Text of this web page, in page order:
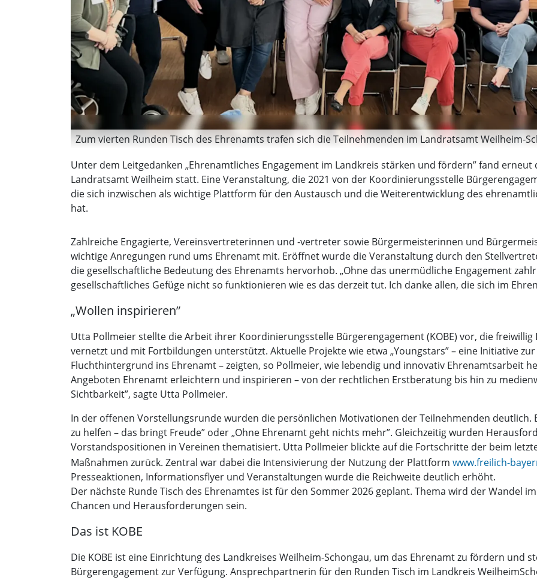
Zum vierten Runden Tisch des Ehrenamts trafen sich die Teilnehmenden im Landratsamt Weilheim-
Unter dem Leitgedanken „Ehrenamtliches Engagement im Landkreis stärken und fördern” fand erneut
Landratsamt Weilheim statt. Eine Veranstaltung, die 2021 von der Koordinierungsstelle
die sich inzwischen als wichtige Plattform für den Austausch und die Weiterentwicklung des
hat.
Zahlreiche Engagierte, Vereinsvertreterinnen und -vertreter sowie Bürgermeisterinnen und
wichtige Anregungen rund ums Ehrenamt mit. Eröffnet wurde die Veranstaltung durch den
die gesellschaftliche Bedeutung des Ehrenamts hervorhob. „Ohne das unermüdliche Engagement
gesellschaftliches Gefüge nicht so funktionieren wie es das derzeit tut. Ich danke allen, die sich im
„Wollen inspirieren”
Utta Pollmeier stellte die Arbeit ihrer Koordinierungsstelle Bürgerengagement (KOBE) vor, die
vernetzt und mit Fortbildungen unterstützt. Aktuelle Projekte wie etwa „Youngstars” – eine Initiative
Fluchthintergrund ins Ehrenamt – zeigten, so Pollmeier, wie lebendig und innovativ Ehrenamtsarbeit
Angeboten Ehrenamt erleichtern und inspirieren – von der rechtlichen Erstberatung bis hin zu
Sichtbarkeit”, sagte Utta Pollmeier.
In der offenen Vorstellungsrunde wurden die persönlichen Motivationen der Teilnehmenden deutlich.
zu helfen – das bringt Freude” oder „Ohne Ehrenamt geht nichts mehr”. Gleichzeitig wurden
Vorstandspositionen in Vereinen thematisiert. Utta Pollmeier blickte auf die Fortschritte der beim
Maßnahmen zurück. Zentral war dabei die Intensivierung der Nutzung der Plattform www.freilich-
Presseaktionen, Informationsflyer und Veranstaltungen wurde die Reichweite deutlich erhöht.
Der nächste Runde Tisch des Ehrenamtes ist für den Sommer 2026 geplant. Thema wird der Wandel
Chancen und Herausforderungen sein.
Das ist KOBE
Die KOBE ist eine Einrichtung des Landkreises Weilheim-Schongau, um das Ehrenamt zu fördern und
Bürgerengagement zur Verfügung. Ansprechpartnerin für den Runden Tisch im Landkreis